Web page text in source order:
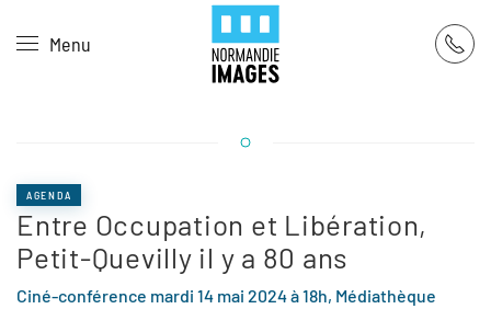
Skip to main content
Menu
AGENDA
Entre Occupation et Libération,
Petit-Quevilly il y a 80 ans
Ciné-conférence mardi 14 mai 2024 à 18h, Médiathèque
Panneau de gestion des cookies